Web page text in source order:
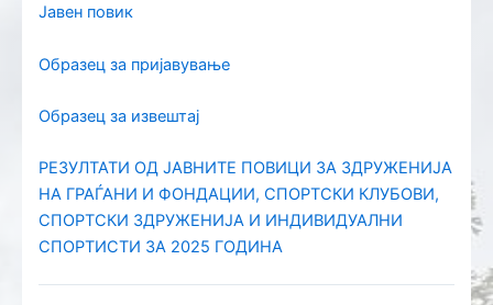
Јавен повик
Образец за пријавување
Образец за извештај
РЕЗУЛТАТИ ОД ЈАВНИТЕ ПОВИЦИ ЗА ЗДРУЖЕНИЈА
НА ГРАЃАНИ И ФОНДАЦИИ, СПОРТСКИ КЛУБОВИ,
СПОРТСКИ ЗДРУЖЕНИЈА И ИНДИВИДУАЛНИ
СПОРТИСТИ ЗА 2025 ГОДИНА